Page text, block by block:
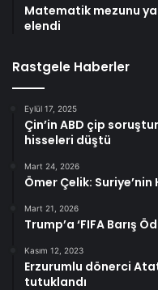
Matematik mezunu
elendi
Rastgele Haberler
Eylül 17, 2025
Çin’in ABD çip
hisseleri düştü
Mart 24, 2026
Ömer Çelik:
Mart 21, 2026
Trump’a ‘FIFA Barış
Kasım 12, 2023
Erzurumlu dönerci
tutuklandı